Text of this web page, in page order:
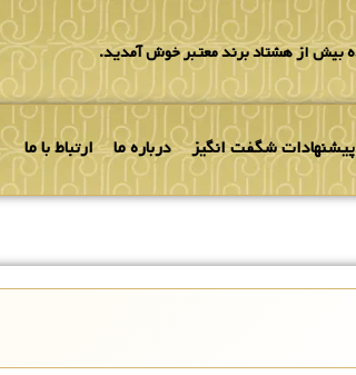
بیش از هشتاد برند معتبر خوش آمدید.
پیشنهادات شگفت انگیز درباره ما ارتباط با ما